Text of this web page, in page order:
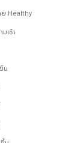
ย Healthy
เช้า
น